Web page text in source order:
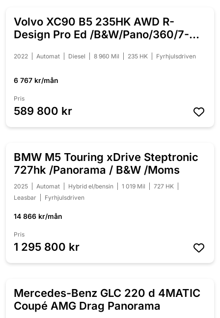
Volvo XC90 B5 235HK AWD R-
Design Pro Ed /B&W/Pano/360/7-
2022 Automat Diesel 8 960 Mil 235 HK Fyrhjulsdriven
6 767 kr/mån
Pris
589 800 kr
BMW M5 Touring xDrive Steptronic
727hk /Panorama / B&W /Moms
2025 Automat Hybrid el/bensin 1 019 Mil
727 HK
Leasbar
Fyrhjulsdriven
14 866 kr/mån
Pris
1 295 800 kr
Mercedes-Benz GLC 220 d 4MATIC
Coupé AMG Drag Panorama